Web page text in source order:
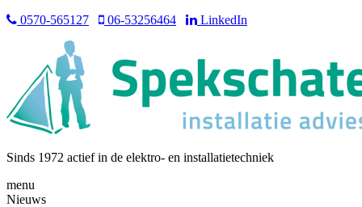
0570-565127 06-53256464 LinkedIn
Sinds 1972 actief in de elektro- en installatietechniek
menu
Nieuws